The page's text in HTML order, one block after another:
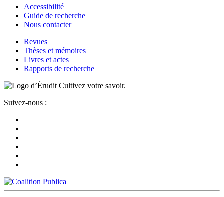
Accessibilité
Guide de recherche
Nous contacter
Revues
Thèses et mémoires
Livres et actes
Rapports de recherche
Cultivez votre savoir.
Suivez-nous :